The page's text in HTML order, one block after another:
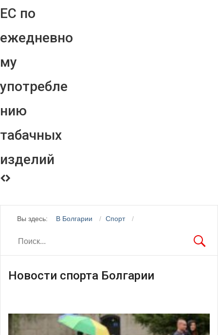
ЕС по
ежедневно
му
употребле
нию
табачных
изделий
Вы здесь: В Болгарии Спорт
Новости спорта Болгарии